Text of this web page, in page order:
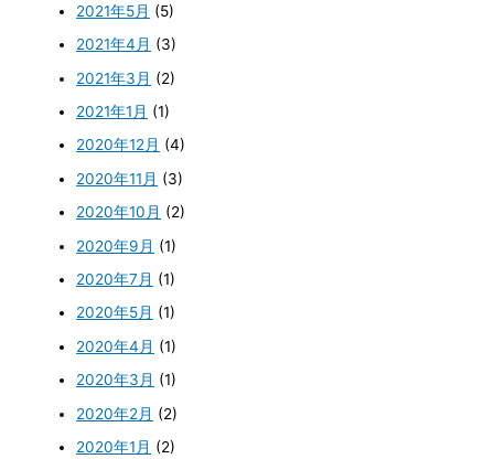
2021年5月 (5)
2021年4月 (3)
2021年3月 (2)
2021年1月 (1)
2020年12月 (4)
2020年11月 (3)
2020年10月 (2)
2020年9月 (1)
2020年7月 (1)
2020年5月 (1)
2020年4月 (1)
2020年3月 (1)
2020年2月 (2)
2020年1月 (2)